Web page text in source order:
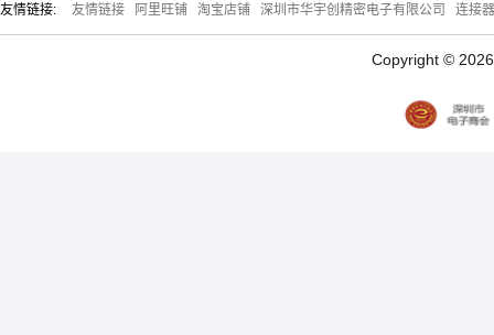
友情链接: 友情链接 阿里旺铺 淘宝店铺 深圳市华宇创精密电子有限公司 连接
Copyright ©